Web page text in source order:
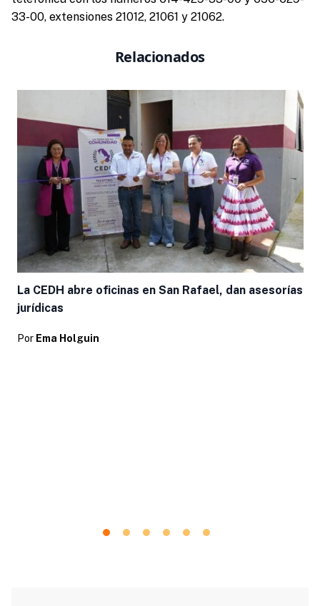
33-00, extensiones 21012, 21061 y 21062.
Relacionados
La CEDH abre oficinas en San Rafael, dan asesorías
jurídicas
Por Ema Holguin